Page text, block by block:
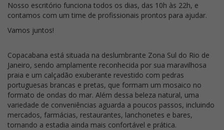
Nosso escritório funciona todos os dias, das 10h às 22h, e
contamos com um time de profissionais prontos para ajudar.
Vamos juntos!
Copacabana está situada na deslumbrante Zona Sul do Rio de
Janeiro, sendo amplamente reconhecida por sua maravilhosa
praia e um calçadão exuberante revestido com pedras
portuguesas brancas e pretas, que formam um mosaico no
formato de ondas do mar. Além dessa beleza natural, uma
variedade de conveniências aguarda a poucos passos, incluindo
mercados, farmácias, restaurantes, lanchonetes e bares,
tornando a estadia ainda mais confortável e prática.